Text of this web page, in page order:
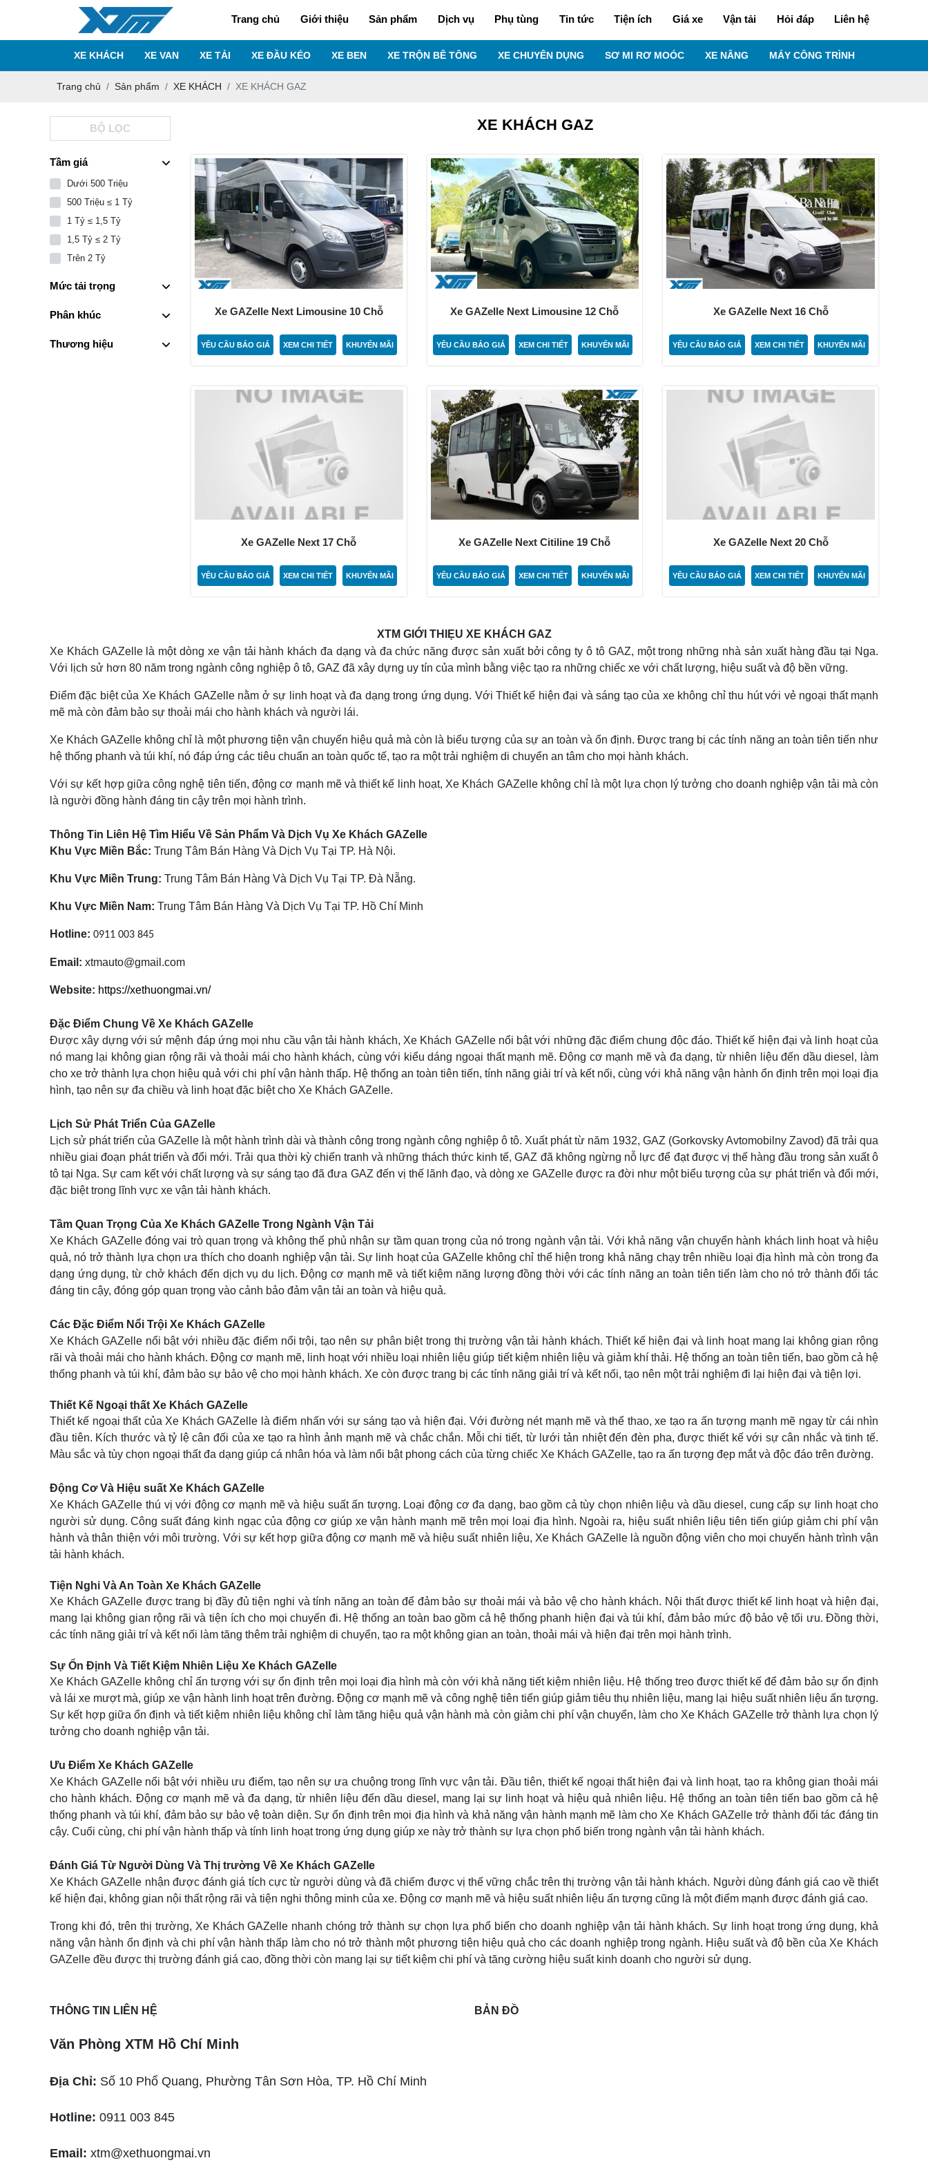
Trang chủ Giới thiệu Sản phẩm Dịch vụ Phụ tùng Tin tức Tiện ích Giá xe Vận tải Hỏi đáp Liên hệ
XE KHÁCH XE VAN XE TẢI XE ĐẦU KÉO XE BEN XE TRỘN BÊ TÔNG XE CHUYÊN DỤNG SƠ MI RƠ MOÓC XE NÂNG MÁY CÔNG TRÌNH
Trang chủ Sản phẩm XE KHÁCH XE KHÁCH GAZ
BỘ LỌC
Tầm giá
Dưới 500 Triệu
500 Triệu ≤ 1 Tỷ
1 Tỷ ≤ 1,5 Tỷ
1,5 Tỷ ≤ 2 Tỷ
Trên 2 Tỷ
Mức tải trọng
Phân khúc
Thương hiệu
XE KHÁCH GAZ
Xe GAZelle Next Limousine 10 Chỗ
YÊU CẦU BÁO GIÁ XEM CHI TIẾT KHUYẾN MÃI
Xe GAZelle Next Limousine 12 Chỗ
YÊU CẦU BÁO GIÁ XEM CHI TIẾT KHUYẾN MÃI
Xe GAZelle Next 16 Chỗ
YÊU CẦU BÁO GIÁ XEM CHI TIẾT KHUYẾN MÃI
Xe GAZelle Next 17 Chỗ
YÊU CẦU BÁO GIÁ XEM CHI TIẾT KHUYẾN MÃI
Xe GAZelle Next Citiline 19 Chỗ
YÊU CẦU BÁO GIÁ XEM CHI TIẾT KHUYẾN MÃI
Xe GAZelle Next 20 Chỗ
YÊU CẦU BÁO GIÁ XEM CHI TIẾT KHUYẾN MÃI
XTM GIỚI THIẸU XE KHÁCH GAZ
Xe Khách GAZelle là một dòng xe vận tải hành khách đa dạng và đa chức năng được sản xuất bởi công ty ô tô GAZ, một trong những nhà sản xuất hàng đầu tại Nga.
Với lịch sử hơn 80 năm trong ngành công nghiệp ô tô, GAZ đã xây dựng uy tín của mình bằng việc tạo ra những chiếc xe với chất lượng, hiệu suất và độ bền vững.
Điểm đặc biệt của Xe Khách GAZelle nằm ở sự linh hoạt và đa dạng trong ứng dụng. Với Thiết kế hiện đại và sáng tạo của xe không chỉ thu hút với vẻ ngoại thất mạnh
mẽ mà còn đảm bảo sự thoải mái cho hành khách và người lái.
Xe Khách GAZelle không chỉ là một phương tiện vận chuyển hiệu quả mà còn là biểu tượng của sự an toàn và ổn định. Được trang bị các tính năng an toàn tiên tiến như
hệ thống phanh và túi khí, nó đáp ứng các tiêu chuẩn an toàn quốc tế, tạo ra một trải nghiệm di chuyển an tâm cho mọi hành khách.
Với sự kết hợp giữa công nghệ tiên tiến, động cơ mạnh mẽ và thiết kế linh hoạt, Xe Khách GAZelle không chỉ là một lựa chọn lý tưởng cho doanh nghiệp vận tải mà còn
là người đồng hành đáng tin cậy trên mọi hành trình.
Thông Tin Liên Hệ Tìm Hiểu Về Sản Phẩm Và Dịch Vụ Xe Khách GAZelle
Khu Vực Miền Bắc: Trung Tâm Bán Hàng Và Dịch Vụ Tại TP. Hà Nội.
Khu Vực Miền Trung: Trung Tâm Bán Hàng Và Dịch Vụ Tại TP. Đà Nẵng.
Khu Vực Miền Nam: Trung Tâm Bán Hàng Và Dịch Vụ Tại TP. Hồ Chí Minh
Hotline: 0911 003 845
Email: xtmauto@gmail.com
Website: https://xethuongmai.vn/
Đặc Điểm Chung Về Xe Khách GAZelle
Được xây dựng với sứ mệnh đáp ứng mọi nhu cầu vận tải hành khách, Xe Khách GAZelle nổi bật với những đặc điểm chung độc đáo. Thiết kế hiện đại và linh hoạt của
nó mang lại không gian rộng rãi và thoải mái cho hành khách, cùng với kiểu dáng ngoại thất mạnh mẽ. Động cơ mạnh mẽ và đa dạng, từ nhiên liệu đến dầu diesel, làm
cho xe trở thành lựa chọn hiệu quả với chi phí vận hành thấp. Hệ thống an toàn tiên tiến, tính năng giải trí và kết nối, cùng với khả năng vận hành ổn định trên mọi loại địa
hình, tạo nên sự đa chiều và linh hoạt đặc biệt cho Xe Khách GAZelle.
Lịch Sử Phát Triển Của GAZelle
Lịch sử phát triển của GAZelle là một hành trình dài và thành công trong ngành công nghiệp ô tô. Xuất phát từ năm 1932, GAZ (Gorkovsky Avtomobilny Zavod) đã trải qua
nhiều giai đoạn phát triển và đổi mới. Trải qua thời kỳ chiến tranh và những thách thức kinh tế, GAZ đã không ngừng nỗ lực để đạt được vị thế hàng đầu trong sản xuất ô
tô tại Nga. Sự cam kết với chất lượng và sự sáng tạo đã đưa GAZ đến vị thế lãnh đạo, và dòng xe GAZelle được ra đời như một biểu tượng của sự phát triển và đổi mới,
đặc biệt trong lĩnh vực xe vận tải hành khách.
Tầm Quan Trọng Của Xe Khách GAZelle Trong Ngành Vận Tải
Xe Khách GAZelle đóng vai trò quan trọng và không thể phủ nhận sự tầm quan trọng của nó trong ngành vận tải. Với khả năng vận chuyển hành khách linh hoạt và hiệu
quả, nó trở thành lựa chọn ưa thích cho doanh nghiệp vận tải. Sự linh hoạt của GAZelle không chỉ thể hiện trong khả năng chạy trên nhiều loại địa hình mà còn trong đa
dạng ứng dụng, từ chở khách đến dịch vụ du lịch. Động cơ mạnh mẽ và tiết kiệm năng lượng đồng thời với các tính năng an toàn tiên tiến làm cho nó trở thành đối tác
đáng tin cậy, đóng góp quan trọng vào cảnh bảo đảm vận tải an toàn và hiệu quả.
Các Đặc Điểm Nổi Trội Xe Khách GAZelle
Xe Khách GAZelle nổi bật với nhiều đặc điểm nổi trội, tạo nên sự phân biệt trong thị trường vận tải hành khách. Thiết kế hiện đại và linh hoạt mang lại không gian rộng
rãi và thoải mái cho hành khách. Động cơ mạnh mẽ, linh hoạt với nhiều loại nhiên liệu giúp tiết kiệm nhiên liệu và giảm khí thải. Hệ thống an toàn tiên tiến, bao gồm cả hệ
thống phanh và túi khí, đảm bảo sự bảo vệ cho mọi hành khách. Xe còn được trang bị các tính năng giải trí và kết nối, tạo nên một trải nghiệm đi lại hiện đại và tiện lợi.
Thiết Kế Ngoại thất Xe Khách GAZelle
Thiết kế ngoại thất của Xe Khách GAZelle là điểm nhấn với sự sáng tạo và hiện đại. Với đường nét mạnh mẽ và thể thao, xe tạo ra ấn tượng mạnh mẽ ngay từ cái nhìn
đầu tiên. Kích thước và tỷ lệ cân đối của xe tạo ra hình ảnh mạnh mẽ và chắc chắn. Mỗi chi tiết, từ lưới tản nhiệt đến đèn pha, được thiết kế với sự cân nhắc và tinh tế.
Màu sắc và tùy chọn ngoại thất đa dạng giúp cá nhân hóa và làm nổi bật phong cách của từng chiếc Xe Khách GAZelle, tạo ra ấn tượng đẹp mắt và độc đáo trên đường.
Động Cơ Và Hiệu suất Xe Khách GAZelle
Xe Khách GAZelle thú vị với động cơ mạnh mẽ và hiệu suất ấn tượng. Loại động cơ đa dạng, bao gồm cả tùy chọn nhiên liệu và dầu diesel, cung cấp sự linh hoạt cho
người sử dụng. Công suất đáng kinh ngạc của động cơ giúp xe vận hành mạnh mẽ trên mọi loại địa hình. Ngoài ra, hiệu suất nhiên liệu tiên tiến giúp giảm chi phí vận
hành và thân thiện với môi trường. Với sự kết hợp giữa động cơ mạnh mẽ và hiệu suất nhiên liệu, Xe Khách GAZelle là nguồn động viên cho mọi chuyến hành trình vận
tải hành khách.
Tiện Nghi Và An Toàn Xe Khách GAZelle
Xe Khách GAZelle được trang bị đầy đủ tiện nghi và tính năng an toàn để đảm bảo sự thoải mái và bảo vệ cho hành khách. Nội thất được thiết kế linh hoạt và hiện đại,
mang lại không gian rộng rãi và tiện ích cho mọi chuyến đi. Hệ thống an toàn bao gồm cả hệ thống phanh hiện đại và túi khí, đảm bảo mức độ bảo vệ tối ưu. Đồng thời,
các tính năng giải trí và kết nối làm tăng thêm trải nghiệm di chuyển, tạo ra một không gian an toàn, thoải mái và hiện đại trên mọi hành trình.
Sự Ổn Định Và Tiết Kiệm Nhiên Liệu Xe Khách GAZelle
Xe Khách GAZelle không chỉ ấn tượng với sự ổn định trên mọi loại địa hình mà còn với khả năng tiết kiệm nhiên liệu. Hệ thống treo được thiết kế để đảm bảo sự ổn định
và lái xe mượt mà, giúp xe vận hành linh hoạt trên đường. Động cơ mạnh mẽ và công nghệ tiên tiến giúp giảm tiêu thụ nhiên liệu, mang lại hiệu suất nhiên liệu ấn tượng.
Sự kết hợp giữa ổn định và tiết kiệm nhiên liệu không chỉ làm tăng hiệu quả vận hành mà còn giảm chi phí vận chuyển, làm cho Xe Khách GAZelle trở thành lựa chọn lý
tưởng cho doanh nghiệp vận tải.
Ưu Điểm Xe Khách GAZelle
Xe Khách GAZelle nổi bật với nhiều ưu điểm, tạo nên sự ưa chuộng trong lĩnh vực vận tải. Đầu tiên, thiết kế ngoại thất hiện đại và linh hoạt, tạo ra không gian thoải mái
cho hành khách. Động cơ mạnh mẽ và đa dạng, từ nhiên liệu đến dầu diesel, mang lại sự linh hoạt và hiệu quả nhiên liệu. Hệ thống an toàn tiên tiến bao gồm cả hệ
thống phanh và túi khí, đảm bảo sự bảo vệ toàn diện. Sự ổn định trên mọi địa hình và khả năng vận hành mạnh mẽ làm cho Xe Khách GAZelle trở thành đối tác đáng tin
cậy. Cuối cùng, chi phí vận hành thấp và tính linh hoạt trong ứng dụng giúp xe này trở thành sự lựa chọn phổ biến trong ngành vận tải hành khách.
Đánh Giá Từ Người Dùng Và Thị trường Về Xe Khách GAZelle
Xe Khách GAZelle nhận được đánh giá tích cực từ người dùng và đã chiếm được vị thế vững chắc trên thị trường vận tải hành khách. Người dùng đánh giá cao về thiết
kế hiện đại, không gian nội thất rộng rãi và tiện nghi thông minh của xe. Động cơ mạnh mẽ và hiệu suất nhiên liệu ấn tượng cũng là một điểm mạnh được đánh giá cao.
Trong khi đó, trên thị trường, Xe Khách GAZelle nhanh chóng trở thành sự chọn lựa phổ biến cho doanh nghiệp vận tải hành khách. Sự linh hoạt trong ứng dụng, khả
năng vận hành ổn định và chi phí vận hành thấp làm cho nó trở thành một phương tiện hiệu quả cho các doanh nghiệp trong ngành. Hiệu suất và độ bền của Xe Khách
GAZelle đều được thị trường đánh giá cao, đồng thời còn mang lại sự tiết kiệm chi phí và tăng cường hiệu suất kinh doanh cho người sử dụng.
THÔNG TIN LIÊN HỆ
Văn Phòng XTM Hồ Chí Minh
Địa Chỉ: Số 10 Phổ Quang, Phường Tân Sơn Hòa, TP. Hồ Chí Minh
Hotline: 0911 003 845
Email: xtm@xethuongmai.vn
BẢN ĐỒ